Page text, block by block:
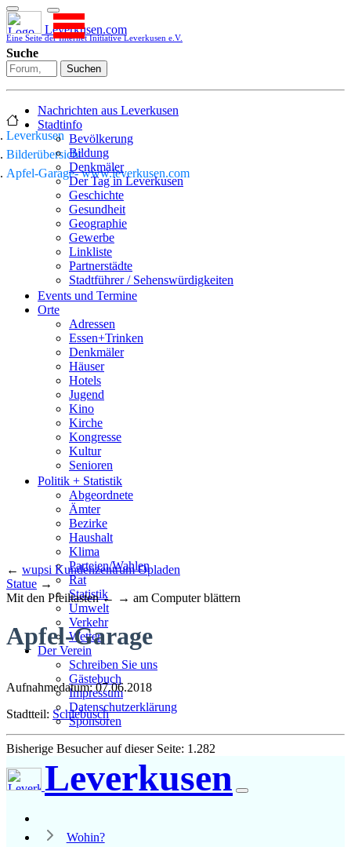
Leverkusen.com
Eine Seite der Internet Initiative Leverkusen e.V.
Suche
Suchen
Nachrichten aus Leverkusen
Stadtinfo
Bevölkerung
Bildung
Denkmäler
Der Tag in Leverkusen
Geschichte
Gesundheit
Geographie
Gewerbe
Linkliste
Partnerstädte
Stadtführer / Sehenswürdigkeiten
Stadtplan
Sport
Who is who
Wohnen
Events und Termine
Orte
Adressen
Essen+Trinken
Denkmäler
Häuser
Hotels
Jugend
Kino
Kirche
Kongresse
Kultur
Senioren
Stadtführer
Straßen
Politik + Statistik
Abgeordnete
Ämter
Bezirke
Haushalt
Klima
Parteien/Wahlen
Rat
Statistik
Umwelt
Verkehr
Wetter
Der Verein
Schreiben Sie uns
Gästebuch
Impressum
Datenschutzerklärung
Sponsoren
Leverkusen
Bilderübersicht
Apfel-Garage- www.leverkusen.com
← wupsi Kundenzentrum Opladen
Statue →
Mit den Pfeiltasten ← → am Computer blättern
Apfel-Garage
Aufnahmedatum: 07.06.2018
Stadtteil: Schlebusch
Bisherige Besucher auf dieser Seite: 1.282
Leverkusen
Wohin?